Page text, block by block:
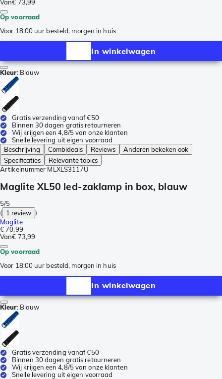
Van€ 73,99
Op voorraad
Voor 18:00 uur besteld, morgen in huis
In winkelwagen
Kleur: Blauw
Gratis verzending vanaf €50
Binnen 30 dagen gratis retourneren
Wij krijgen een 4,8/5 van onze klanten
Snelle levering uit eigen voorraad
Beschrijving
Combideals Reviews
Anderen bekeken ook
Specificaties
Relevante topics
Artikelnummer MLXLS3117U
Maglite XL50 led-zaklamp in box, blauw
5/5
( 1 review )
Maglite
€ 70,99
Van€ 73,99
Op voorraad
Voor 18:00 uur besteld, morgen in huis
In winkelwagen
Kleur: Blauw
Gratis verzending vanaf €50
Binnen 30 dagen gratis retourneren
Wij krijgen een 4,8/5 van onze klanten
Snelle levering uit eigen voorraad